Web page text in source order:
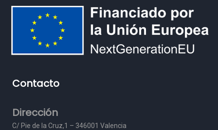
Contacto
Dirección
C/ Pie de la Cruz,1 – 346001 Valencia